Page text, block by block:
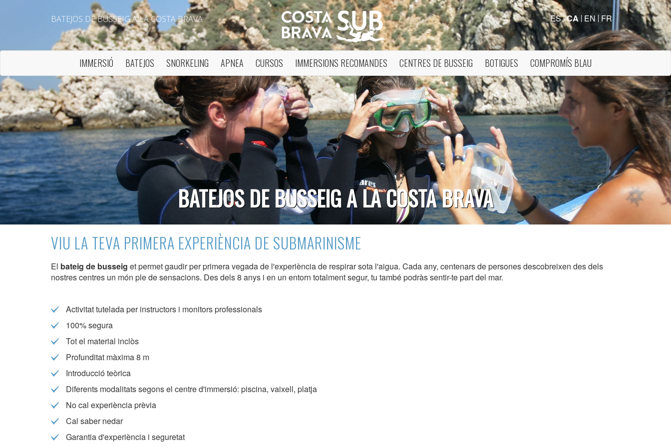
BATEJOS DE BUSSEIG A LA COSTA BRAVA ES CA EN FR
IMMERSIÓ BATEJOS SNORKELING APNEA CURSOS IMMERSIONS RECOMANDES CENTRES DE BUSSEIG BOTIGUES COMPROMÍS BLAU
BATEJOS DE BUSSEIG A LA COSTA BRAVA
VIU LA TEVA PRIMERA EXPERIÈNCIA DE SUBMARINISME
El bateig de busseig et permet gaudir per primera vegada de l'experiència de respirar sota l'aigua. Cada any, centenars de persones descobreixen des dels
nostres centres un món ple de sensacions. Des dels 8 anys i en un entorn totalment segur, tu també podràs sentir-te part del mar.
Activitat tutelada per instructors i monitors professionals
100% segura
Tot el material inclòs
Profunditat màxima 8 m
Introducció teòrica
Diferents modalitats segons el centre d'immersió: piscina, vaixell, platja
No cal experiència prèvia
Cal saber nedar
Garantia d'experiència i seguretat
Modificar cookies
Permeten fer el seguiment i l'anàlisi del comportament dels usuaris d'aquest lloc web.